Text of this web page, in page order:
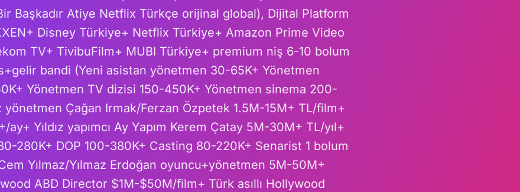
Başkadır Atiye Netflix Türkçe orijinal global), Dijital Platform
Disney Türkiye+ Netflix Türkiye+ Amazon Prime Video
TV+ TivibuFilm+ MUBI Türkiye+ premium niş 6-10 bolum
bandi (Yeni asistan yönetmen 30-65K+ Yönetmen
Yönetmen TV dizisi 150-450K+ Yönetmen sinema 200-
yönetmen Çağan Irmak/Ferzan Özpetek 1.5M-15M+ TL/film+
ay+ Yıldız yapımcı Ay Yapım Kerem Çatay 5M-30M+ TL/yıl+
280K+ DOP 100-380K+ Casting 80-220K+ Senarist 1 bolum
Yılmaz/Yılmaz Erdoğan oyuncu+yönetmen 5M-50M+
ABD Director $1M-$50M/film+ Türk asıllı Hollywood